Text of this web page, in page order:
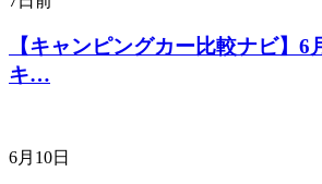
【キャンピングカー比較ナビ】6
キ…
6月10日